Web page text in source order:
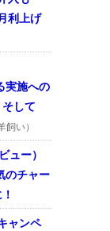
利上げ
実施への
して
飼い）
ュー）
のチャー
ャンペ